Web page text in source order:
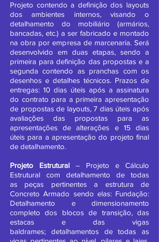
Projeto contendo a definição dos layouts
dos ambientes internos, visando o
detalhamento do mobiliário (armários,
bancadas, etc.) a ser fabricado e montado
na obra por empresa de marcenaria. Será
desenvolvido em duas etapas, sendo a
primeira para definição das propostas e a
segunda contendo as pranchas com os
desenhos e detalhes técnicos. Prazos de
entregas: 10 dias úteis após a assinatura
do contrato para a primeira apresentação
de propostas de layouts, 7 dias úteis após
avaliações das propostas para as
apresentações de alterações e 15 dias
úteis para a apresentação do projeto final
de detalhamento.
Projeto Estrutural – Projeto e Cálculo
Estrutural com detalhamento de todas
as peças pertinentes a estrutura de
Concreto Armado sendo elas: Fundação:
Detalhamento e dimensionamento
completo dos blocos de transição, das
estacas e das vigas
baldrames; detalhamentos de todas as